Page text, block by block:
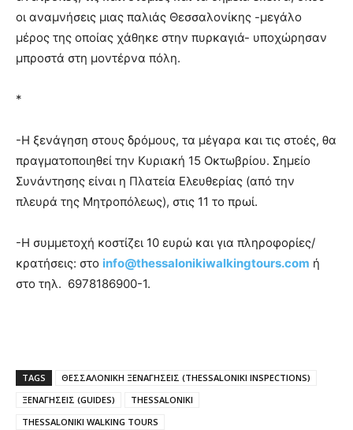
οι αναμνήσεις μιας παλιάς Θεσσαλονίκης -μεγάλο
μέρος της οποίας χάθηκε στην πυρκαγιά- υποχώρησαν
μπροστά στη μοντέρνα πόλη.
*
-Η ξενάγηση στους δρόμους, τα μέγαρα και τις στοές, θα
πραγματοποιηθεί την Κυριακή 15 Οκτωβρίου. Σημείο
Συνάντησης είναι η Πλατεία Ελευθερίας (από την
πλευρά της Μητροπόλεως), στις 11 το πρωί.
-Η συμμετοχή κοστίζει 10 ευρώ και για πληροφορίες/
κρατήσεις: στο info@thessalonikiwalkingtours.com ή
στο τηλ. 6978186900-1.
TAGS
ΘΕΣΣΑΛΟΝΙΚΗ ΞΕΝΑΓΗΣΕΙΣ (THESSALONIKI INSPECTIONS)
ΞΕΝΑΓΗΣΕΙΣ (GUIDES)
THESSALONIKI
THESSALONIKI WALKING TOURS